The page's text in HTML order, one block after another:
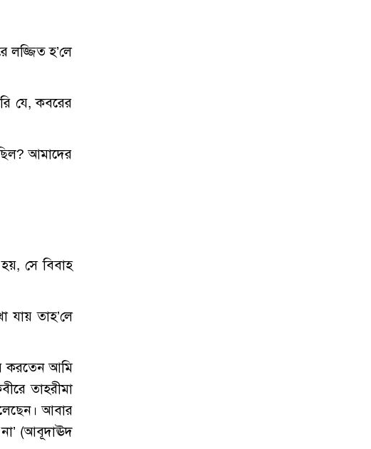
লজ্জিত হ’লে
যে, কবরের
আমাদের
সে বিবাহ
যায় তাহ’লে
করতেন আমি
তাহরীমা
আবার
(আবূদাঊদ